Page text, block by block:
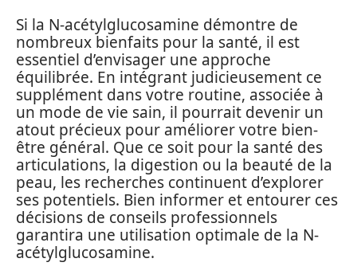
Si la N-acétylglucosamine démontre de
nombreux bienfaits pour la santé, il est
essentiel d’envisager une approche
équilibrée. En intégrant judicieusement ce
supplément dans votre routine, associée à
un mode de vie sain, il pourrait devenir un
atout précieux pour améliorer votre bien-
être général. Que ce soit pour la santé des
articulations, la digestion ou la beauté de la
peau, les recherches continuent d’explorer
ses potentiels. Bien informer et entourer ces
décisions de conseils professionnels
garantira une utilisation optimale de la N-
acétylglucosamine.